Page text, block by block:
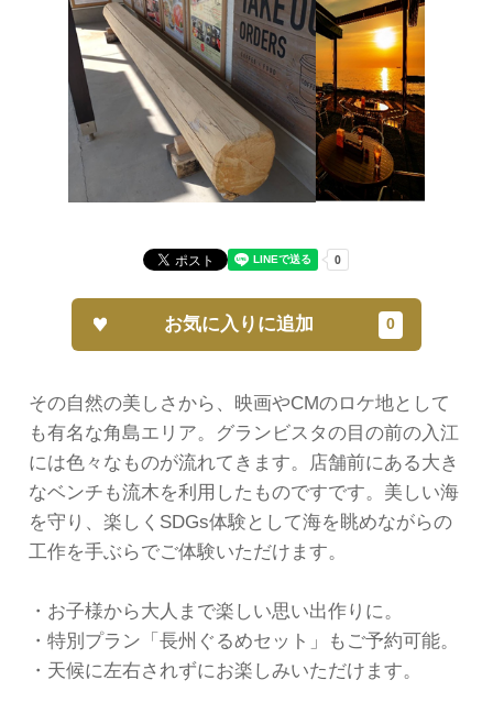
その自然の美しさから、映画やCMのロケ地として
も有名な角島エリア。グランビスタの目の前の入江
には色々なものが流れてきます。店舗前にある大き
なベンチも流木を利用したものですです。美しい海
を守り、楽しくSDGs体験として海を眺めながらの
工作を手ぶらでご体験いただけます。
・お子様から大人まで楽しい思い出作りに。
・特別プラン「長州ぐるめセット」もご予約可能。
・天候に左右されずにお楽しみいただけます。
お気に入りに追加